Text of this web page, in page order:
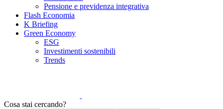
Pensione e previdenza integrativa
Flash Economia
K Briefing
Green Economy
ESG
Investimenti sostenibili
Trends
Cosa stai cercando?